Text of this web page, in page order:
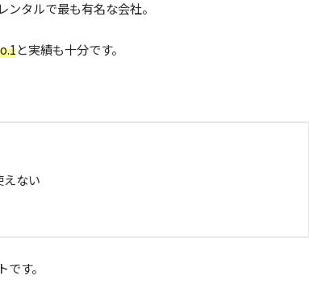
ンタルで最も有名な会社。
と実績も十分です。
ない
です。